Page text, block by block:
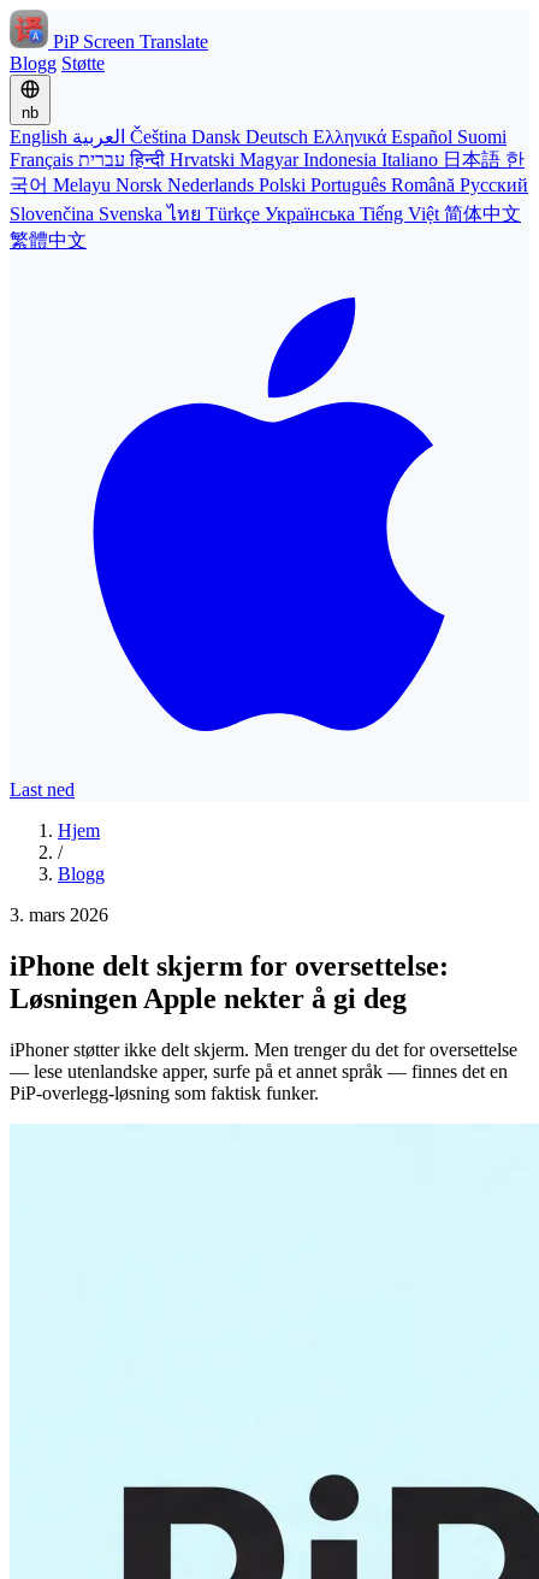
PiP Screen Translate
Blogg Støtte
nb
English Čeština Dansk Deutsch Ελληνικά Español Suomi
Français
עבריתहिन्दी Hrvatski MagyarIndonesia Italiano 日本語 한
국어 Melayu Norsk Nederlands Polski Português Română Русский
Slovenčina Svenskaไทย Türkçe Українська Tiếng Việt 简体中文
繁體中文
Last ned
Hjem
/
Blogg
3. mars 2026
iPhone delt skjerm for oversettelse:
Løsningen Apple nekter å gi deg
iPhoner støtter ikke delt skjerm. Men trenger du det for oversettelse
— lese utenlandske apper, surfe på et annet språk — finnes det en
PiP-overlegg-løsning som faktisk funker.